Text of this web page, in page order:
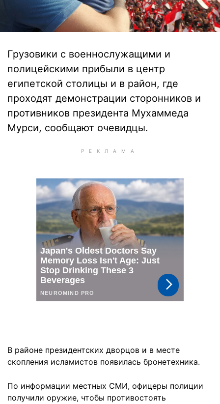
Грузовики с военнослужащими и
полицейскими прибыли в центр
египетской столицы и в район, где
проходят демонстрации сторонников и
противников президента Мухаммеда
Мурси, сообщают очевидцы.
В районе президентских дворцов и в месте
скопления исламистов появилась бронетехника.
По информации местных СМИ, офицеры полиции
получили оружие, чтобы противостоять